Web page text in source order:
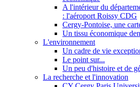
A l'intérieur du
: l'aéroport Roissy CDG
Cergy-Pontoise, une
Un tissu économique
L'environnement
Un cadre de vie
Le point sur...
Un peu d'histoire et de
La recherche et l'innovation